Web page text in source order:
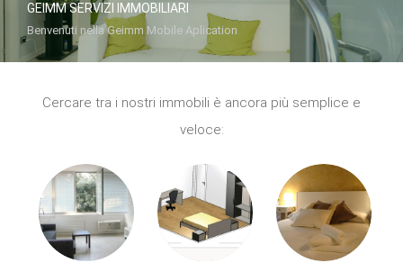
GEIMM SERVIZI IMMOBILIARI
Benvenuti nella Geimm Mobile Aplication
Cercare tra i nostri immobili è ancora più semplice e
veloce: